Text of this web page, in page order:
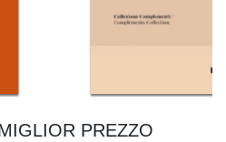
PREZZO